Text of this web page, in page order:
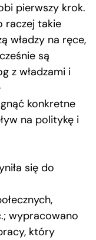
pierwszy krok.
raczej takie
władzy na ręce,
są
z władzami i
konkretne
na politykę i
się do
wypracowano
który